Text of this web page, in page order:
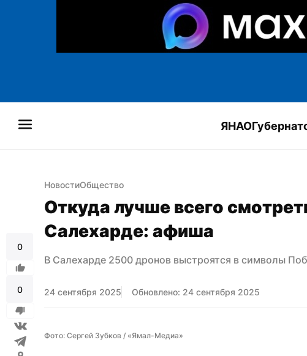
ЯНАО
0
0
НовостиОбщество
Откуда лучше всего
Салехарде: афиша
В Салехарде 2500 дронов выстроятся в символы
24 сентября 2025 Обновлено: 24 сентября 2025
Фото: Сергей Зубков / «Ямал-Медиа»